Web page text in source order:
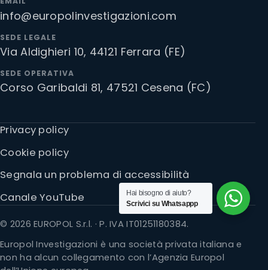
info@europolinvestigazioni.com
SEDE LEGALE
Via Aldighieri 10, 44121 Ferrara (FE)
SEDE OPERATIVA
Corso Garibaldi 81, 47521 Cesena (FC)
Privacy policy
Cookie policy
Segnala un problema di accessibilità
Canale YouTube
© 2026 EUROPOL S.r.l. · P. IVA IT01251180384.
Europol Investigazioni è una società privata italiana e
non ha alcun collegamento con l’Agenzia Europol
Hai bisogno di aiuto?
Scrivici su Whatsappp